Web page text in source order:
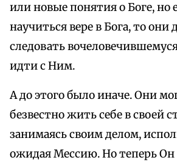
или новые понятия о Боге, но
научиться вере в Бога, то
следовать
идти с Ним.
А до этого было иначе. Они
безвестно жить себе в своей
занимаясь своим делом,
ожидая Мессию. Но теперь Он